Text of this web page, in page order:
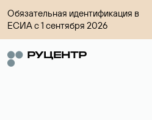
Обязательная идентификация в
ЕСИА с 1 сентября 2026